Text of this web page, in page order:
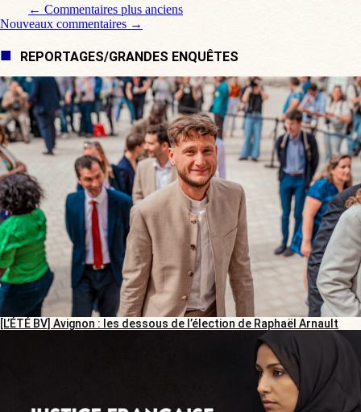
Navigation de commentaire
← Commentaires plus anciens
Nouveaux commentaires →
REPORTAGES/GRANDES ENQUÊTES
[L’ÉTÉ BV] Avignon : les dessous de l’élection de Raphaël Arnault